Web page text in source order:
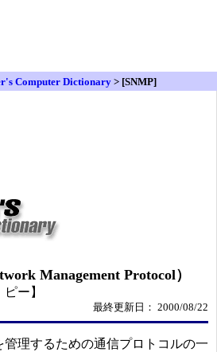
Computer Dictionary > [SNMP]
Management Protocol）
ー】
最終更新日： 2000/08/22
理するための通信プロトコルの一